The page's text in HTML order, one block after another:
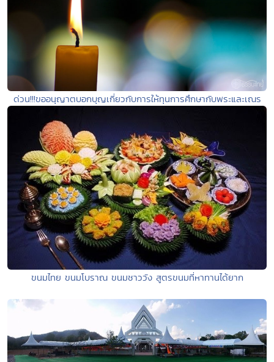
ด่วน!!!ขออนุญาตบอกบุญเกี่ยวกับการให้ทุนการศึกษากับพระและเณร
ขนมไทย ขนมโบราณ ขนมชาววัง สูตรขนมที่หาทานได้ยาก